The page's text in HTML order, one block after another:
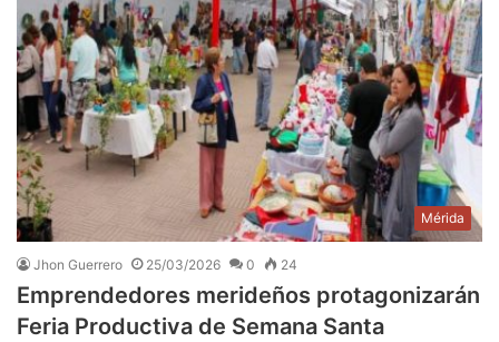
Mérida
Jhon Guerrero 25/03/2026 0 24
Emprendedores merideños protagonizarán
Feria Productiva de Semana Santa